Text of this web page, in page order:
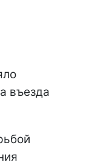
въезда